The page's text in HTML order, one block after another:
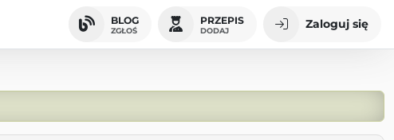
BLOG
ZGŁOŚ
PRZEPIS
DODAJ Zaloguj się